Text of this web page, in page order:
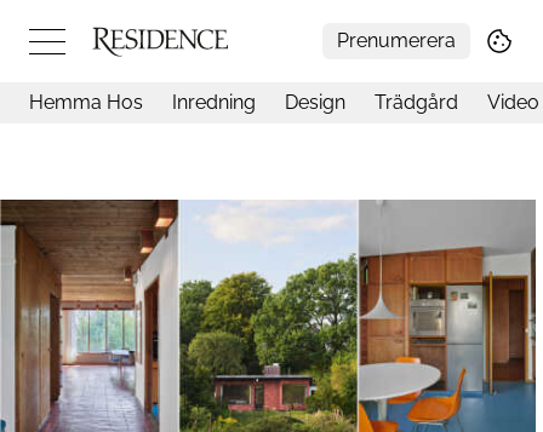
Prenumerera
Design
Trädgård
Video
Inredning
Livsstil
Resor
Mat & Dryck
Influencers
Hemma Hos Inredning Design Trädgård Video